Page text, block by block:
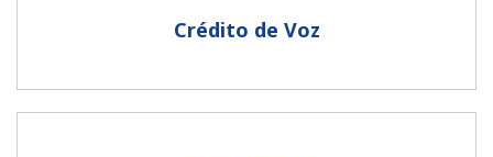
Un caracter especialCrédito de Voz